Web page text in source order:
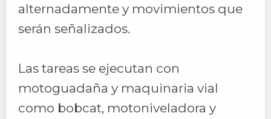
alternadamente y movimientos que
serán señalizados.
Las tareas se ejecutan con
motoguadaña y maquinaria vial
como bobcat, motoniveladora y